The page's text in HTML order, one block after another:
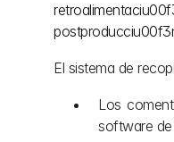
El sistema de
Los
software